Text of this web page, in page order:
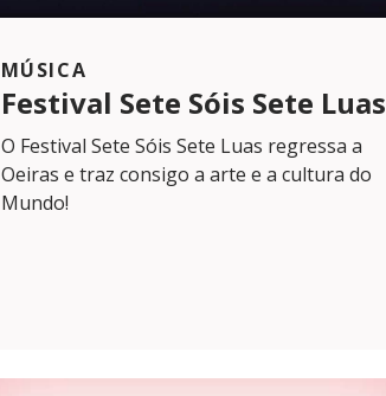
MÚSICA
Festival Sete Sóis Sete Luas
O Festival Sete Sóis Sete Luas regressa a
Oeiras e traz consigo a arte e a cultura do
Mundo!